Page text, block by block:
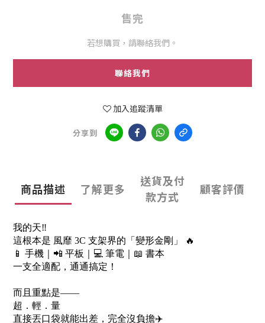
售完
若想購買，請聯絡我們。
聯絡我們
加入追蹤清單
分享到
商品描述 了解更多
送貨及付
款方式
顧客評價
我的天‼️
這根本是 風靡 3C 支架界的「變形金剛」 🔥
📱 手機｜📲 平板｜💻 筆電｜📖 書本
一支全適配，通通搞定！
而且重點是——
超．輕．量
直接丟口袋就能出差，完全沒負擔✈️